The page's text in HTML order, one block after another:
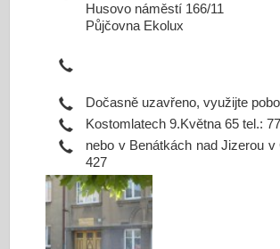
Husovo náměstí 166/11
Půjčovna Ekolux
Dočasně uzavřeno, využijte
Kostomlatech 9.Května 65 tel.:
nebo v Benátkách nad Jizerou
427